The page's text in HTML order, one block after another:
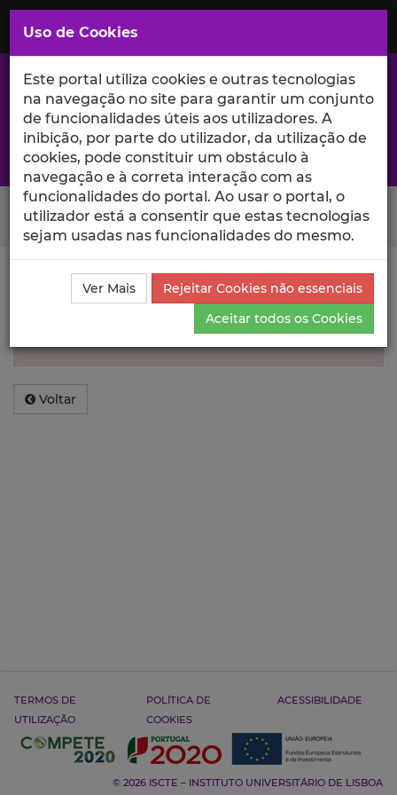
Saltar
para
Conteúdo
Principal
A excelência da investigação e ciência no Iscte
Search Button
Informação inválida
Não foi encontrada informação sobre esse
Voltar
TERMOS DE
UTILIZAÇÃO
POLÍTICA DE
COOKIES
ACESSIBILIDADE
© 2026 ISCTE – INSTITUTO UNIVERSITÁRIO DE LISBOA
Uso de Cookies
Este portal utiliza cookies e outras tecnologias
na navegação no site para garantir um conjunto
de funcionalidades úteis aos utilizadores. A
inibição, por parte do utilizador, da utilização de
cookies, pode constituir um obstáculo à
navegação e à correta interação com as
funcionalidades do portal. Ao usar o portal, o
utilizador está a consentir que estas tecnologias
sejam usadas nas funcionalidades do mesmo.
Ver Mais
Rejeitar Cookies não essenciais
Aceitar todos os Cookies